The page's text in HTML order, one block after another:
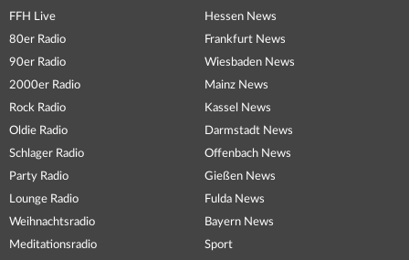
FFH Live
80er Radio
90er Radio
2000er Radio
Rock Radio
Oldie Radio
Schlager Radio
Party Radio
Lounge Radio
Weihnachtsradio
Meditationsradio
Hessen News
Frankfurt News
Wiesbaden News
Mainz News
Kassel News
Darmstadt News
Offenbach News
Gießen News
Fulda News
Bayern News
Sport